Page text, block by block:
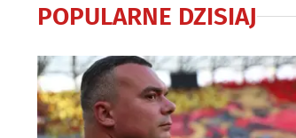
POPULARNE DZISIAJ